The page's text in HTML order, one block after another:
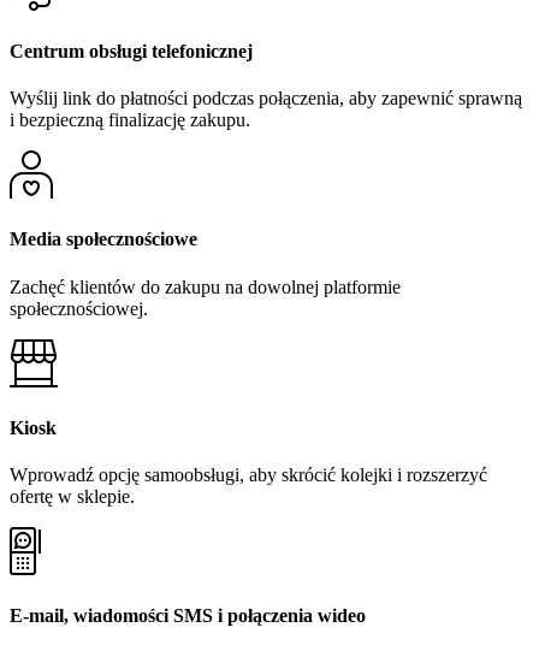
Centrum obsługi telefonicznej
Wyślij link do płatności podczas połączenia, aby zapewnić sprawną
i bezpieczną finalizację zakupu.
Media społecznościowe
Zachęć klientów do zakupu na dowolnej platformie
społecznościowej.
Kiosk
Wprowadź opcję samoobsługi, aby skrócić kolejki i rozszerzyć
ofertę w sklepie.
E-mail, wiadomości SMS i połączenia wideo